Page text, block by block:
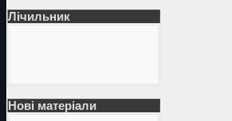
Лічильник
Нові матеріали